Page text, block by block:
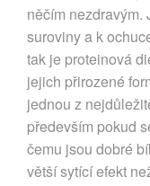
něčím
suroviny a k
tak je proteinová
jejich přirozené
jednou z
především pokud
čemu jsou dobré
větší sytící efekt